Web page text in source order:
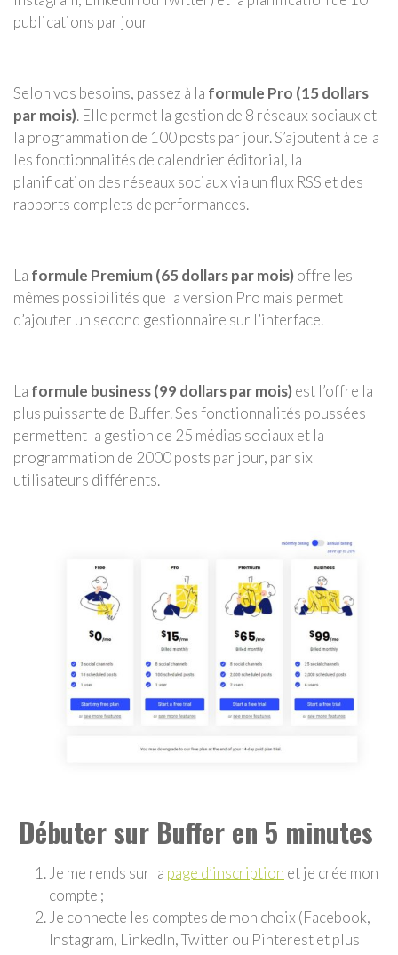
publications par jour
Selon vos besoins, passez à la formule Pro (15 dollars
par mois). Elle permet la gestion de 8 réseaux sociaux et
la programmation de 100 posts par jour. S’ajoutent à cela
les fonctionnalités de calendrier éditorial, la
planification des réseaux sociaux via un flux RSS et des
rapports complets de performances.
La formule Premium (65 dollars par mois)offre les
mêmes possibilités que la version Pro mais permet
d’ajouter un second gestionnaire sur l’interface.
La formule business (99 dollars par mois)est l’offre la
plus puissante de Buffer. Ses fonctionnalités poussées
permettent la gestion de 25 médias sociaux et la
programmation de 2000 posts par jour, par six
utilisateurs différents.
Débuter sur Buffer en 5 minutes
Je me rends sur la page d’inscription et je crée mon
compte ;
Je connecte les comptes de mon choix (Facebook,
Instagram, LinkedIn, Twitter ou Pinterest et plus